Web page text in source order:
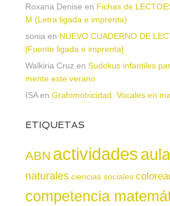
Roxana Denise en Fichas de
M (Letra ligada e imprenta)
sonia en NUEVO CUADERNO DE
[Fuente ligada e imprenta]
Walkiria Cruz en Sudokus infantiles
mente este verano
ISAen Grafomotricidad. Vocales en
ETIQUETAS
ABN actividadesaula
naturales ciencias sociales
competencia